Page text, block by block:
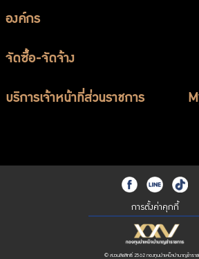
องค์กร
จัดซื้อ-จัดจ้าง
บริการเจ้าหน้าที่ส่วนราชการ
การตั้งค่าคุกกี้
© สงวนลิขสิทธิ์ 2562 กองทุนบำเหน็จบำนาญข้าราช